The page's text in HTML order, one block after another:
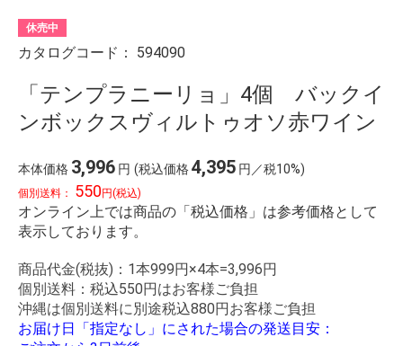
休売中
カタログコード： 594090
「テンプラニーリョ」4個 バックイ
ンボックスヴィルトゥオソ赤ワイン
本体価格 3,996 円 (税込価格4,395 円／税10%)
個別送料： 550 円(税込)
オンライン上では商品の「税込価格」は参考価格として
表示しております。
商品代金(税抜)：1本999円×4本=3,996円
個別送料：税込550円はお客様ご負担
沖縄は個別送料に別途税込880円お客様ご負担
お届け日「指定なし」にされた場合の発送目安：